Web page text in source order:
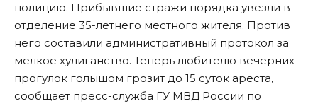
полицию. Прибывшие стражи порядка увезли в
отделение 35-летнего местного жителя. Против
него составили административный протокол за
мелкое хулиганство. Теперь любителю вечерних
прогулок голышом грозит до 15 суток ареста,
сообщает пресс-служба ГУ МВД России по